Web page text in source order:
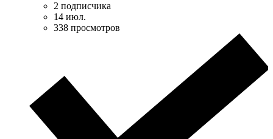
2 подписчика
14 июл.
338 просмотров